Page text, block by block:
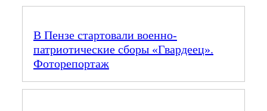
В Пензе стартовали военно-
патриотические сборы «Гвардеец».
Фоторепортаж